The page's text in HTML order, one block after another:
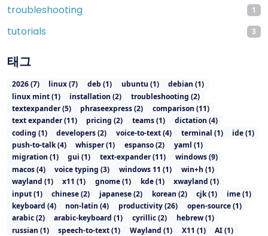
troubleshooting 1
tutorials 3
태그
2026(7) linux(7) deb (1) ubuntu (1) debian (1)
linux mint(1) installation (2) troubleshooting (2)
textexpander(5) phraseexpress(2) comparison (11)
text expander(11) pricing (2) teams(1) dictation (4)
coding (1) developers(2) voice-to-text(4) terminal (1) ide(1)
push-to-talk(4) whisper(1) espanso(2) yaml (1)
migration (1) gui (1) text-expander(11) windows(9)
macos(4) voice typing (3) windows 11 (1) win+h (1)
wayland (1) x11 (1) gnome(1) kde(1) xwayland (1)
input(1) chinese(2) japanese(2) korean (2) cjk(1) ime(1)
keyboard (4) non-latin (4) productivity(26) open-source(1)
arabic(2) arabic-keyboard (1) cyrillic(2) hebrew(1)
russian (1) speech-to-text(1) Wayland (1) X11 (1) AI(1)